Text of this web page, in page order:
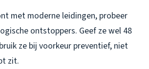
met moderne leidingen, probeer
ontstoppers. Geef ze wel 48
ze bij voorkeur preventief, niet
zit.